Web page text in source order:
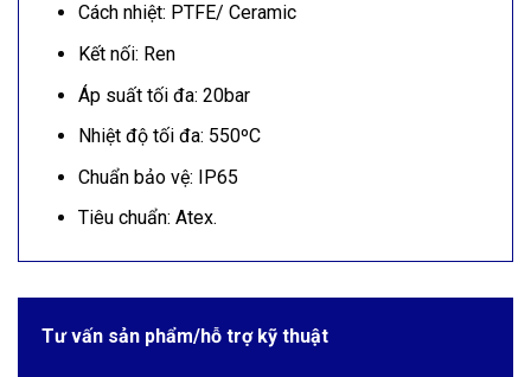
Cách nhiệt: PTFE/ Ceramic
Kết nối: Ren
Áp suất tối đa: 20bar
Nhiệt độ tối đa: 550ºC
Chuẩn bảo vệ: IP65
Tiêu chuẩn: Atex.
Tư vấn sản phẩm/hỗ trợ kỹ thuật